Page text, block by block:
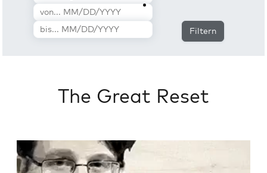
Filtern
The Great Reset